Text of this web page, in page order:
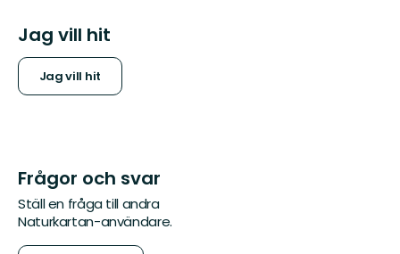
Jag vill hit
Jag vill hit
Frågor och svar
Ställ en fråga till andra
Naturkartan-användare.